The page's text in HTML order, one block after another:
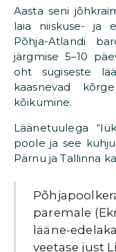
Aasta seni
laia niiskuse- ja
Põhja-Atlandi
järgmise 5–10
oht sügiseste
kaasnevad
kõikumine.
Läänetuule­ga
poole ja see
Pärnu ja Tallinna
paremale
lääne-
veetase just